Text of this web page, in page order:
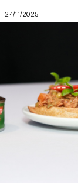
24/11/2025